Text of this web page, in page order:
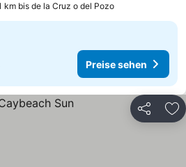
km bis de la Cruz o del Pozo
Preise sehen
Teilen